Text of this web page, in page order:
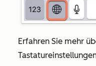
Erfahren Sie mehr